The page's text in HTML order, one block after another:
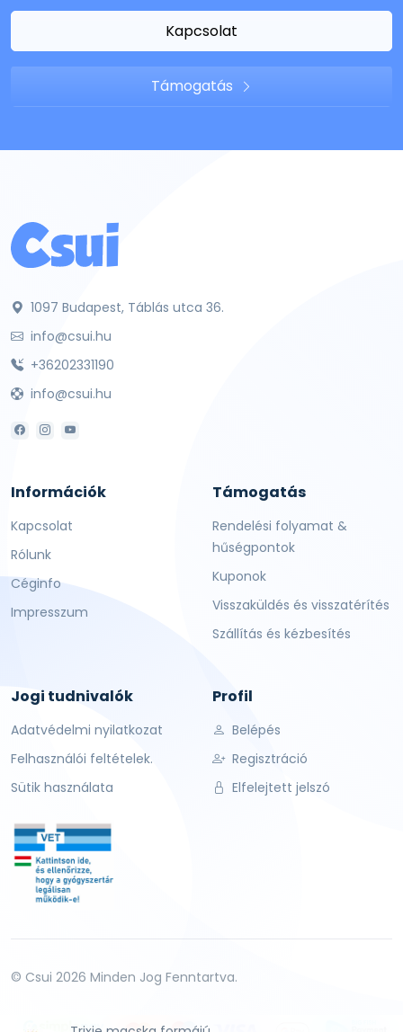
Kapcsolat
Támogatás
1097 Budapest, Táblás utca 36.
info@csui.hu
+36202331190
info@csui.hu
Információk
Kapcsolat
Rólunk
Céginfo
Impresszum
Támogatás
Rendelési folyamat &
hűségpontok
Kuponok
Visszaküldés és visszatérítés
Szállítás és kézbesítés
Jogi tudnivalók
Adatvédelmi nyilatkozat
Felhasználói feltételek.
Sütik használata
Profil
Belépés
Regisztráció
Elfelejtett jelszó
© Csui 2026 Minden Jog Fenntartva.